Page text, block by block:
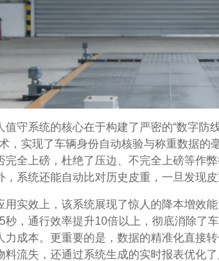
值守系统的核心在于构建了严密的“数字防
，实现了车辆身份自动核验与称重数据的
完全上磅，杜绝了压边、不完全上磅等作
，系统还能自动比对历史皮重，一旦发现
用实效上，该系统展现了惊人的降本增效
秒，通行效率提升10倍以上，彻底消除了
力成本。更重要的是，数据的精准化直接
料流失，还通过系统生成的实时报表优化